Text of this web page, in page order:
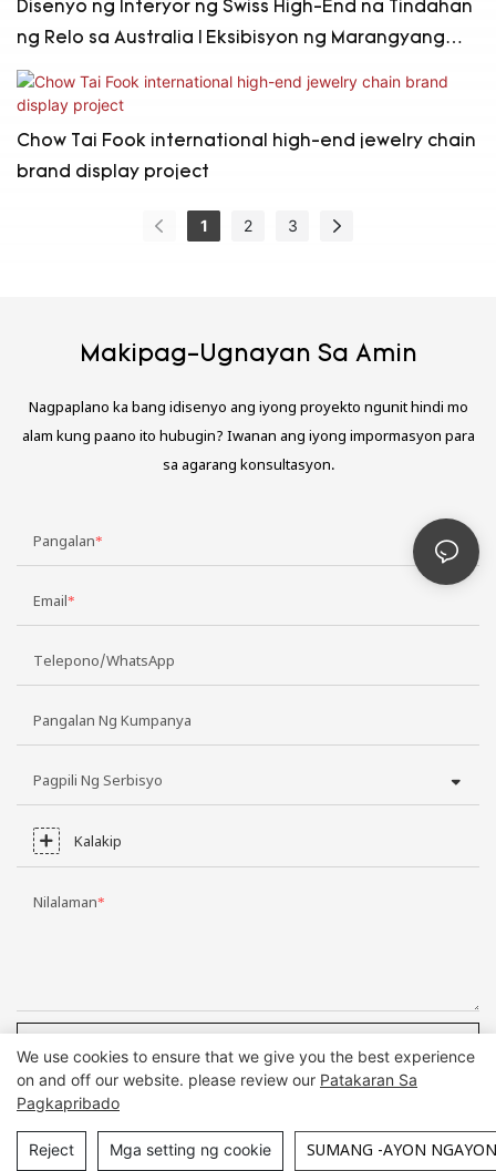
Disenyo ng Interyor ng Swiss High-End na Tindahan
ng Relo sa Australia | Eksibisyon ng Marangyang
Relo
Chow Tai Fook international high-end jewelry chain
brand display project
1 2 3
Makipag-Ugnayan Sa Amin
Nagpaplano ka bang idisenyo ang iyong proyekto ngunit hindi mo
alam kung paano ito hubugin? Iwanan ang iyong impormasyon para
sa agarang konsultasyon.
Pangalan
Email
Telepono/WhatsApp
Pangalan Ng Kumpanya
Pagpili Ng Serbisyo
Kalakip
Nilalaman
Copyright © Guangzhou DG Furniture Co., Ltd. |Sitemap
We use cookies to ensure that we give you the best experience
on and off our website. please review our Patakaran Sa
Pagkapribado
Reject Mga setting ng cookie SUMANG -AYON NGAYON